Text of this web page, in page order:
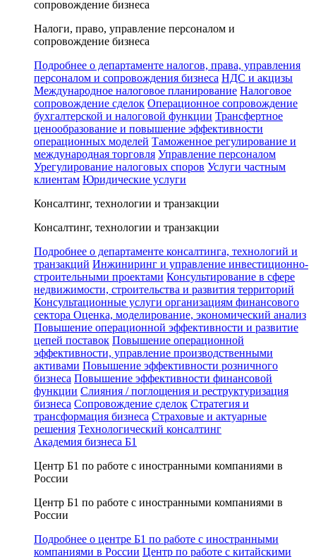
сопровождение бизнеса
Налоги, право, управление персоналом и
сопровождение бизнеса
Подробнее о департаменте налогов, права, управления
персоналом и сопровождения бизнеса НДС и акцизы
Международное налоговое планирование Налоговое
сопровождение сделок Операционное сопровождение
бухгалтерской и налоговой функции Трансфертное
ценообразование и повышение эффективности
операционных моделей Таможенное регулирование и
международная торговля Управление персоналом
Урегулирование налоговых споров Услуги частным
клиентам Юридические услуги
Консалтинг, технологии и транзакции
Консалтинг, технологии и транзакции
Подробнее о департаменте консалтинга, технологий и
транзакций Инжиниринг и управление инвестиционно-
строительными проектами Консультирование в сфере
недвижимости, строительства и развития территорий
Консультационные услуги организациям финансового
сектора Оценка, моделирование, экономический анализ
Повышение операционной эффективности и развитие
цепей поставок Повышение операционной
эффективности, управление производственными
активами Повышение эффективности розничного
бизнеса Повышение эффективности финансовой
функции Слияния / поглощения и реструктуризация
бизнеса Сопровождение сделок Стратегия и
трансформация бизнеса Страховые и актуарные
решения Технологический консалтинг
Академия бизнеса Б1
Центр Б1 по работе с иностранными компаниями в
России
Центр Б1 по работе с иностранными компаниями в
России
Подробнее о центре Б1 по работе с иностранными
компаниями в России Центр по работе с китайскими